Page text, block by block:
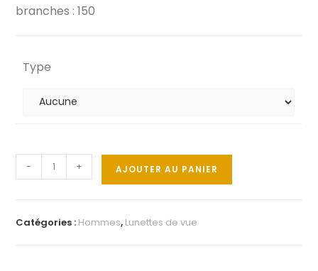
branches : 150
Type
- + AJOUTER AU PANIER
Catégories : Hommes, Lunettes de vue